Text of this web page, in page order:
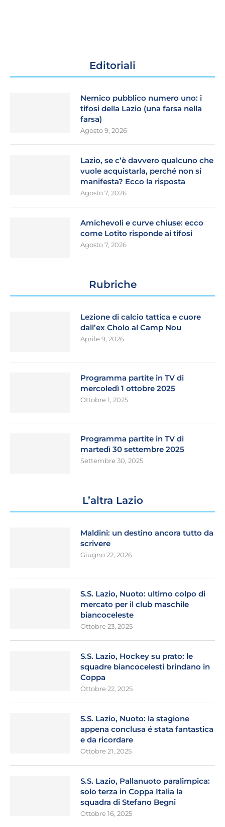
Editoriali
Nemico pubblico numero uno: i
tifosi della Lazio (una farsa nella
farsa)
Agosto 9, 2026
Lazio, se c’è davvero qualcuno che
vuole acquistarla, perché non si
manifesta? Ecco la risposta
Agosto 7, 2026
Amichevoli e curve chiuse: ecco
come Lotito risponde ai tifosi
Agosto 7, 2026
Rubriche
Lezione di calcio tattica e cuore
dall’ex Cholo al Camp Nou
Aprile 9, 2026
Programma partite in TV di
mercoledì 1 ottobre 2025
Ottobre 1, 2025
Programma partite in TV di
martedì 30 settembre 2025
Settembre 30, 2025
L’altra Lazio
Maldini: un destino ancora tutto da
scrivere
Giugno 22, 2026
S.S. Lazio, Nuoto: ultimo colpo di
mercato per il club maschile
biancoceleste
Ottobre 23, 2025
S.S. Lazio, Hockey su prato: le
squadre biancocelesti brindano in
Coppa
Ottobre 22, 2025
S.S. Lazio, Nuoto: la stagione
appena conclusa é stata fantastica
e da ricordare
Ottobre 21, 2025
S.S. Lazio, Pallanuoto paralimpica:
solo terza in Coppa Italia la
squadra di Stefano Begni
Ottobre 16, 2025